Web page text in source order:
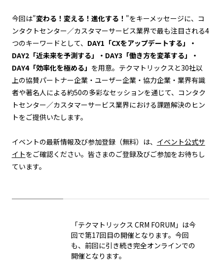
今回は"変わる！変える！進化する！ "をキーメッセージに、コ
ンタクトセンター／カスタマーサービス業界で最も注目される4
つのキーワードとして、 DAY1「CXをアップデートする」・
DAY2「近未来を予測する」・DAY3「働き方を変革する」・
DAY4「効率化を極める」 を用意。テクマトリックスと30社以
上の協賛パートナー企業・ユーザー企業・協力企業・業界有識
者や著名人による約50の多彩なセッションを通じて、コンタク
トセンター／カスタマーサービス業界における課題解決のヒン
トをご提供いたします。
イベントの最新情報及び参加登録（無料）は、 イベント公式サ
イトをご確認ください。皆さまのご登録及びご参加をお待ちし
ています。
「テクマトリックス CRM FORUM」は今
回で第17回目の開催となります。今回
も、前回に引き続き完全オンラインでの
開催となります。